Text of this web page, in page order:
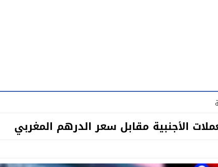
الأجنبية مقابل سعر الدرهم المغربي